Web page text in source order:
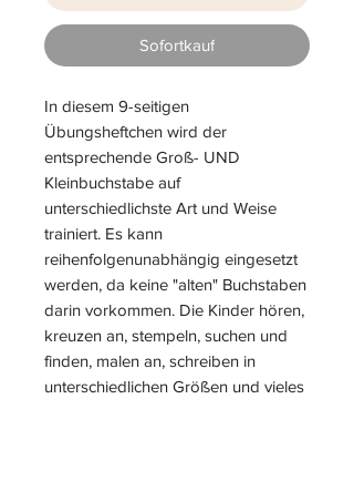
Sofortkauf
In diesem 9-seitigen
Übungsheftchen wird der
entsprechende Groß- UND
Kleinbuchstabe auf
unterschiedlichste Art und Weise
trainiert. Es kann
reihenfolgenunabhängig eingesetzt
werden, da keine "alten" Buchstaben
darin vorkommen. Die Kinder hören,
kreuzen an, stempeln, suchen und
finden, malen an, schreiben in
unterschiedlichen Größen und vieles